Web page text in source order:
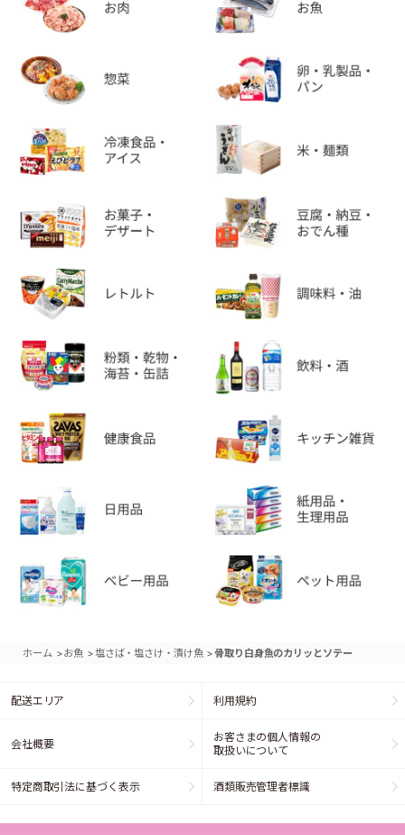
ホーム >お魚 >塩さば・塩さけ・漬け魚 >骨取り白身魚のカリッとソテー
配送エリア 利用規約
会社概要
お客さまの個人情報の
取扱いについて
特定商取引法に基づく表示 酒類販売管理者標識